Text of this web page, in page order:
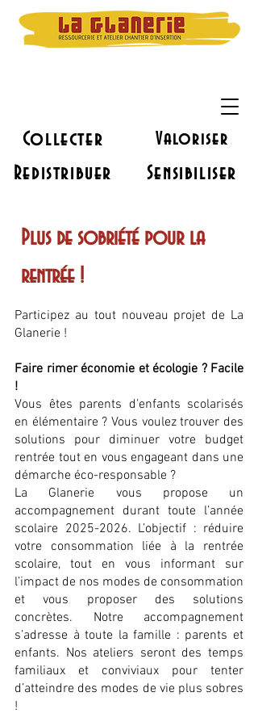
Collecter Valoriser
Redistribuer Sensibiliser
Plus de sobriété pour la
rentrée !
Participez au tout nouveau projet de La
Glanerie !
Faire rimer économie et écologie ? Facile
!
Vous êtes parents d’enfants scolarisés
en élémentaire ? Vous voulez trouver des
solutions pour diminuer votre budget
rentrée tout en vous engageant dans une
démarche éco-responsable ?
La Glanerie vous propose un
accompagnement durant toute l’année
scolaire 2025-2026. L’objectif : réduire
votre consommation liée à la rentrée
scolaire, tout en vous informant sur
l’impact de nos modes de consommation
et vous proposer des solutions
concrètes. Notre accompagnement
s’adresse à toute la famille : parents et
enfants. Nos ateliers seront des temps
familiaux et conviviaux pour tenter
d’atteindre des modes de vie plus sobres
!